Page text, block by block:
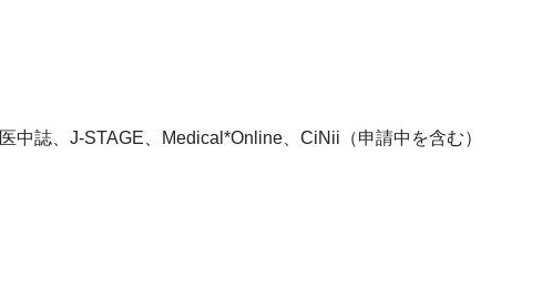
中誌、J-STAGE、Medical*Online、CiNii（申請中を含む）